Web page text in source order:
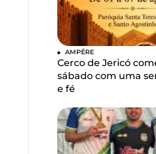
AMPÉRE
Cerco de Jericó
sábado com uma
e fé